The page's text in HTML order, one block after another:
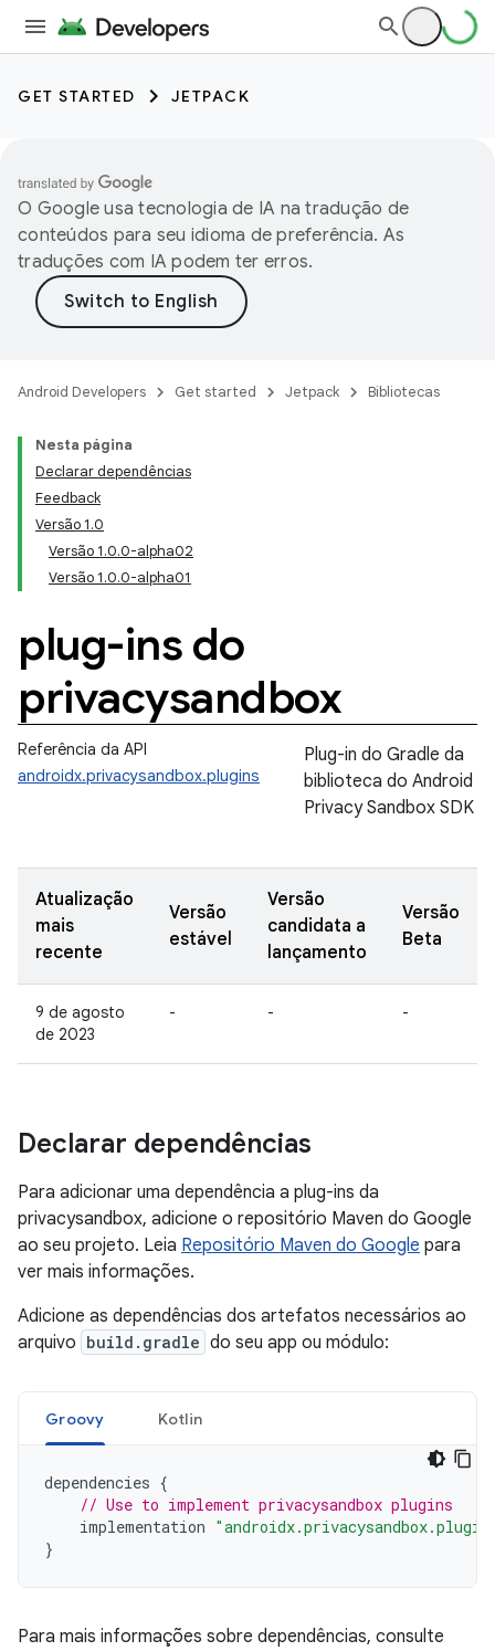
GET STARTED JETPACK
O Google usa tecnologia de IA na tradução de
conteúdos para seu idioma de preferência. As
traduções com IA podem ter erros.
Android Developers Get started Jetpack Bibliotecas
Nesta página
Declarar dependências
Feedback
Versão 1.0
Versão 1.0.0-alpha02
Versão 1.0.0-alpha01
plug-ins do
privacysandbox
Referência da API
androidx.privacysandbox.plugins
Plug-in do Gradle da
biblioteca do Android
Privacy Sandbox SDK
Atualização
mais
recente
Versão
estável
Versão
candidata a
lançamento
Versão
Beta
9 de agosto
de 2023
- - -
Declarar dependências
Para adicionar uma dependência a plug-ins da
privacysandbox, adicione o repositório Maven do Google
ao seu projeto. Leia Repositório Maven do Google para
ver mais informações.
Adicione as dependências dos artefatos necessários ao
arquivo build.gradle do seu app ou módulo:
Groovy Kotlin
dependencies {
// Use to implement privacysandbox plugins
implementation
}
Para mais informações sobre dependências, consulte